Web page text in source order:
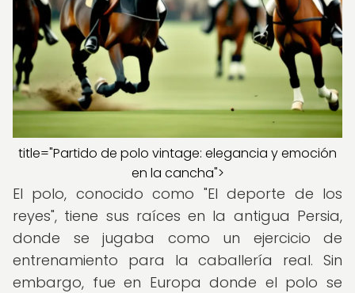
title="Partido de polo vintage: elegancia y emoción
en la cancha">
El polo, conocido como "El deporte de los
reyes", tiene sus raíces en la antigua Persia,
donde se jugaba como un ejercicio de
entrenamiento para la caballería real. Sin
embargo, fue en Europa donde el polo se